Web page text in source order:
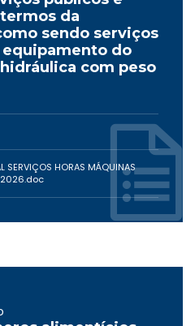
da
sendo serviços
do
com peso
SERVIÇOS HORAS MÁQUINAS
2026.doc